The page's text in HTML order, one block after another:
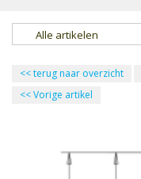
Alle artikelen
<<terug naar overzicht
<<Vorige artikel